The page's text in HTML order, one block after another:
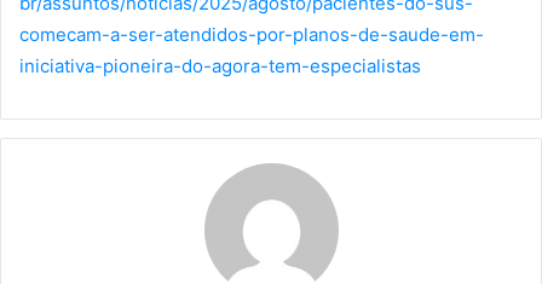
comecam-a-ser-atendidos-por-planos-de-saude-em-
iniciativa-pioneira-do-agora-tem-especialistas